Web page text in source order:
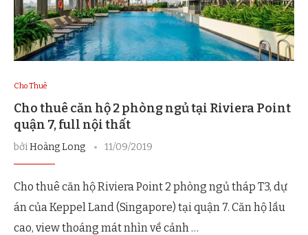
Cho Thuê
Cho thuê căn hộ 2 phòng ngủ tại Riviera Point
quận 7, full nội thất
bởiHoàng Long 11/09/2019
Cho thuê căn hộ Riviera Point 2 phòng ngủ tháp T3, dự
án của Keppel Land (Singapore) tại quận 7. Căn hộ lầu
cao, view thoáng mát nhìn về cảnh …